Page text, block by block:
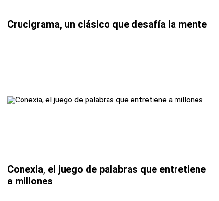
Crucigrama, un clásico que desafía la mente
Conexia, el juego de palabras que entretiene
a millones